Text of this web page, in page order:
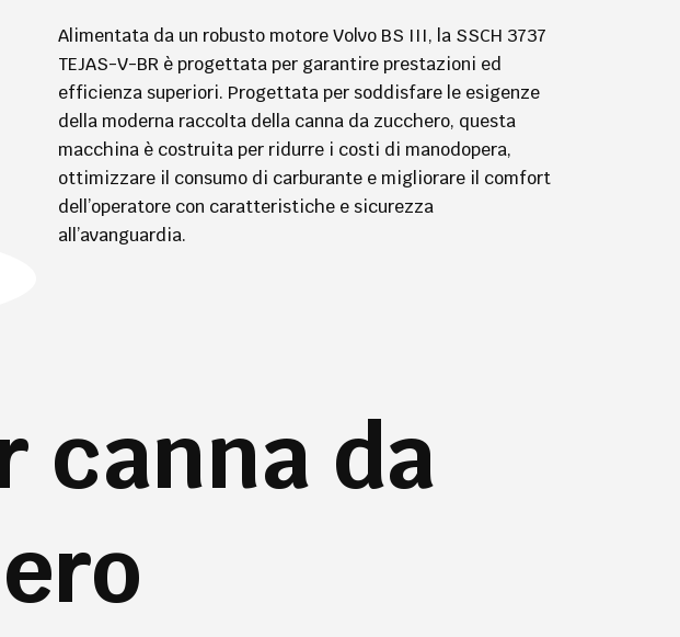
Alimentata da un robusto motore Volvo BS III, la SSCH 3737
TEJAS-V-BR è progettata per garantire prestazioni ed
efficienza superiori. Progettata per soddisfare le esigenze
della moderna raccolta della canna da zucchero, questa
macchina è costruita per ridurre i costi di manodopera,
ottimizzare il consumo di carburante e migliorare il comfort
dell’operatore con caratteristiche e sicurezza
all’avanguardia.
canna da